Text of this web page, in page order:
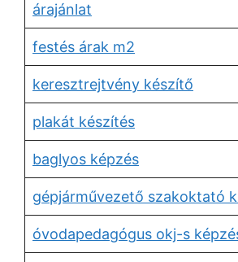
árajánlat
festés árak m2
keresztrejtvény készítő
plakát készítés
baglyos képzés
gépjárművezető szakoktató
óvodapedagógus okj-s